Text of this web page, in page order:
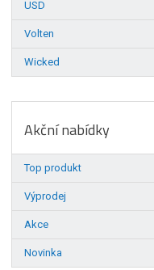
USD
Volten
Wicked
Akční nabídky
Top produkt
Výprodej
Akce
Novinka